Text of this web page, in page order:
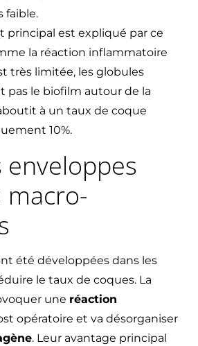
faible.
principal est expliqué par ce
la réaction inflammatoire
très limitée, les globules
pas le biofilm autour de la
à un taux de coque
10%.
enveloppes
macro-
été développées dans les
le taux de coques. La
une réaction
opératoire et va désorganiser
. Leur avantage principal